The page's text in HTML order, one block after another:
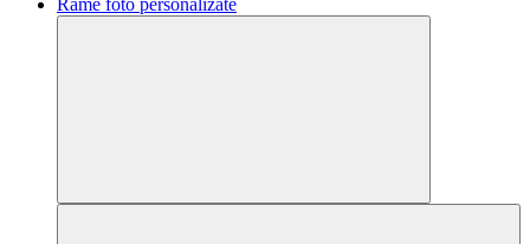
Rame foto personalizate